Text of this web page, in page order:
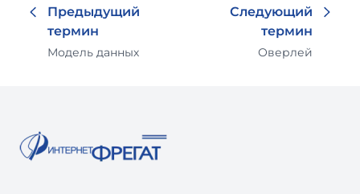
Предыдущий
термин
Модель данных
Следующий
термин
Оверлей